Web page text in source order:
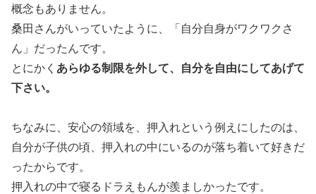
概念もありません。
桑田さんがいっていたように、「自分自身がワクワクさ
ん」だったんです。
とにかく あらゆる制限を外して、自分を自由にしてあげて
下さい。
ちなみに、安心の領域を、押入れという例えにしたのは、
自分が子供の頃、押入れの中にいるのが落ち着いて好きだ
ったからです。
押入れの中で寝るドラえもんが羨ましかったです。